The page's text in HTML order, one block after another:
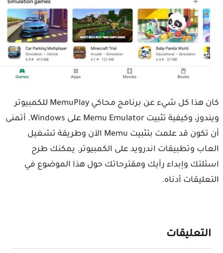
كان هذا كل شيء عن برنامج محاكي MemuPlay للكمبيوتر
ويندوز، وكيفية تثبيت Memu Emulator على Windows. أتمنى
أن تكون قد علمت بتثبيت Memu الآن وطريقة تشغيل
وتطبيقات اندرويد على الكمبيوتر. يمكنك طرح
وإبداء رأيك ومقترحاتك حول هذا الموضوع في
أدناه.